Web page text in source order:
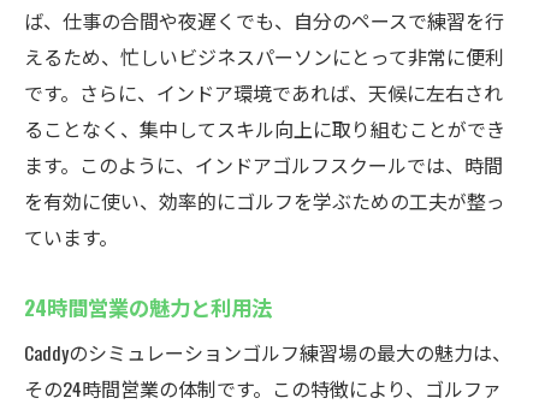
ば、仕事の合間や夜遅くでも、自分のペースで練習を行
えるため、忙しいビジネスパーソンにとって非常に便利
です。さらに、インドア環境であれば、天候に左右され
ることなく、集中してスキル向上に取り組むことができ
ます。このように、インドアゴルフスクールでは、時間
を有効に使い、効率的にゴルフを学ぶための工夫が整っ
ています。
24時間営業の魅力と利用法
Caddyのシミュレーションゴルフ練習場の最大の魅力は、
その24時間営業の体制です。この特徴により、ゴルファ